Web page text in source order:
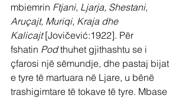
mbiemrin Ftjani, Ljarja, Shestani,
Aruçajt, Muriqi, Kraja dhe
Kalicajt [Jovičević:1922]. Për
fshatin Pod thuhet gjithashtu se i
çfarosi një sëmundje, dhe pastaj bijat
e tyre të martuara në Ljare, u bënë
trashigimtare të tokave të tyre. Mbase